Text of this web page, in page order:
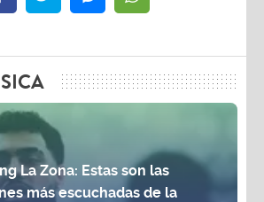
La Zona: Estas son las
más escuchadas de la